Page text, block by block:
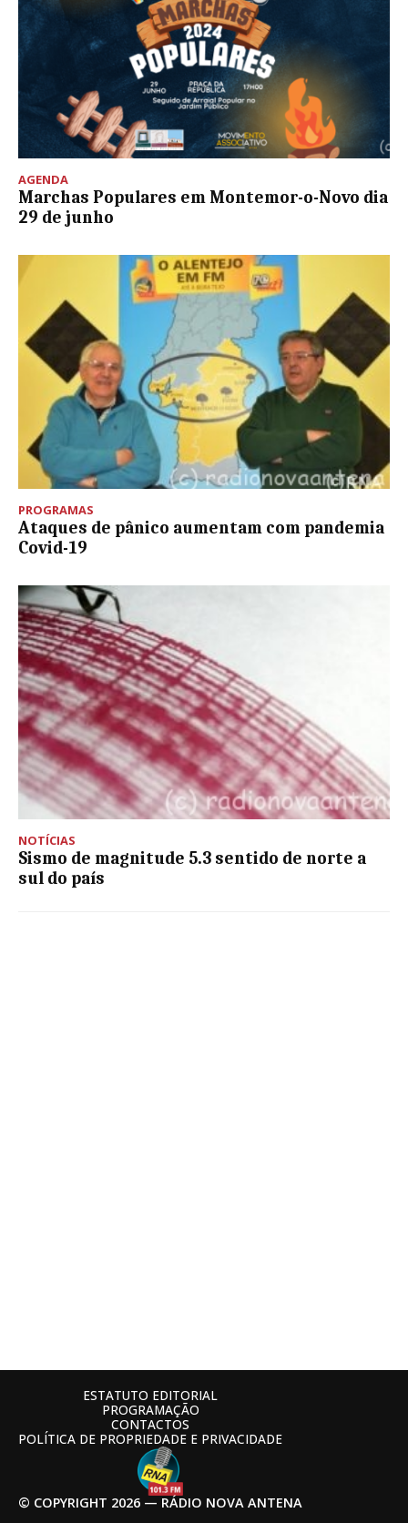
AGENDA
Marchas Populares em Montemor-o-Novo dia
29 de junho
PROGRAMAS
Ataques de pânico aumentam com pandemia
Covid-19
NOTÍCIAS
Sismo de magnitude 5.3 sentido de norte a
sul do país
© COPYRIGHT 2026 — RÁDIO NOVA ANTENA
ESTATUTO EDITORIAL
PROGRAMAÇÃO
CONTACTOS
POLÍTICA DE PROPRIEDADE E PRIVACIDADE